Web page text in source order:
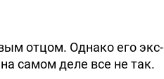
отцом. Однако его экс-
самом деле все не так.